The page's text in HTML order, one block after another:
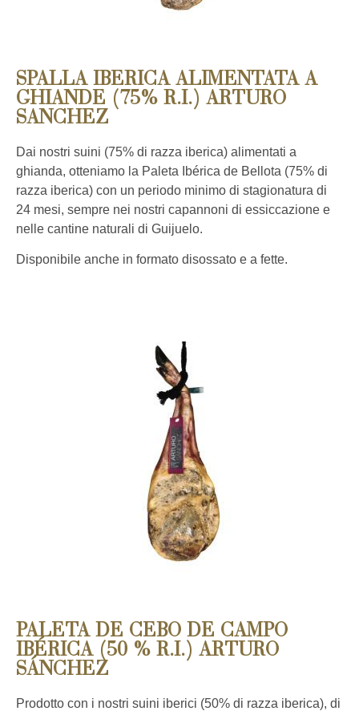
SPALLA IBERICA ALIMENTATA A
GHIANDE (75% R.I.) ARTURO
SANCHEZ
Dai nostri suini (75% di razza iberica) alimentati a
ghianda, otteniamo la Paleta Ibérica de Bellota (75% di
razza iberica) con un periodo minimo di stagionatura di
24 mesi, sempre nei nostri capannoni di essiccazione e
nelle cantine naturali di Guijuelo.
Disponibile anche in formato disossato e a fette.
PALETA DE CEBO DE CAMPO
IBÉRICA (50 % R.I.) ARTURO
SÁNCHEZ
Prodotto con i nostri suini iberici (50% di razza iberica), di